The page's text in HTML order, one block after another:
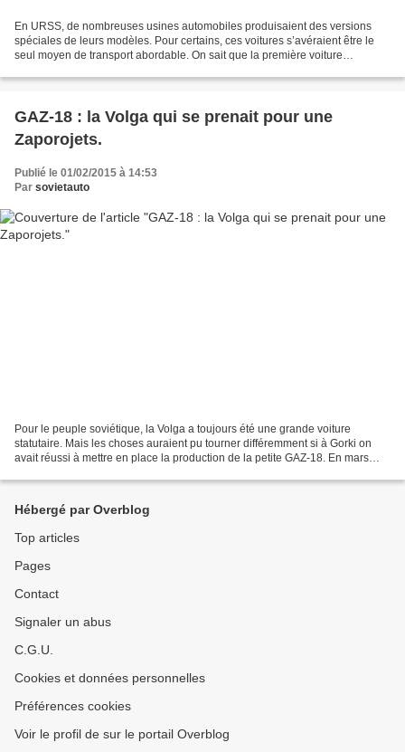
En URSS, de nombreuses usines automobiles produisaient des versions
spéciales de leurs modèles. Pour certains, ces voitures s’avéraient être le
seul moyen de transport abordable. On sait que la première voiture
GAZ-18 : la Volga qui se prenait pour une
Zaporojets.
Publié le 01/02/2015 à 14:53
Par sovietauto
Pour le peuple soviétique, la Volga a toujours été une grande voiture
statutaire. Mais les choses auraient pu tourner différemment si à Gorki on
avait réussi à mettre en place la production de la petite GAZ-18. En mars
Hébergé par Overblog
Top articles
Pages
Contact
Signaler un abus
C.G.U.
Cookies et données personnelles
Préférences cookies
Voir le profil de sur le portail Overblog